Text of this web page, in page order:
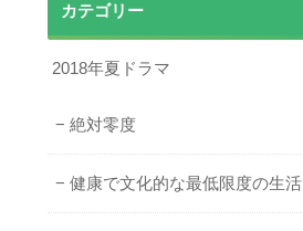
カテゴリー
2018年夏ドラマ
絶対零度
健康で文化的な最低限度の生活